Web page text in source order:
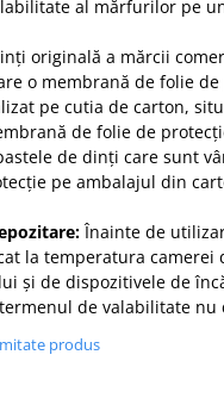
al mărfurilor pe
originală a mărcii
o membrană de folie
pe cutia de carton,
de folie de
de dinți care sunt
pe ambalajul din
Înainte de
la temperatura camerei
și de dispozitivele de
de valabilitate nu
produs